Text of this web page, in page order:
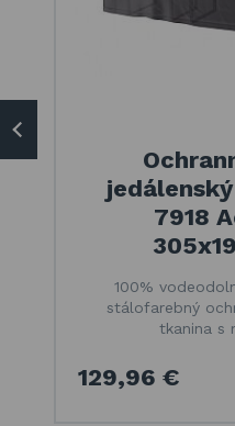
7918
100%
stálofarebný
tkanina s
129,96 €